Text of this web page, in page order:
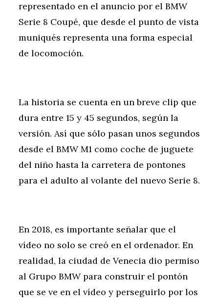
representado en el anuncio por el BMW
Serie 8 Coupé, que desde el punto de vista
muniqués representa una forma especial
de locomoción.
La historia se cuenta en un breve clip que
dura entre 15 y 45 segundos, según la
versión. Así que sólo pasan unos segundos
desde el BMW M1 como coche de juguete
del niño hasta la carretera de pontones
para el adulto al volante del nuevo Serie 8.
En 2018, es importante señalar que el
vídeo no solo se creó en el ordenador. En
realidad, la ciudad de Venecia dio permiso
al Grupo BMW para construir el pontón
que se ve en el vídeo y perseguirlo por los